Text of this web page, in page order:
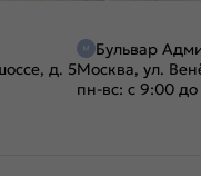
д. 5
Бульвар
Москва, ул.
пн-вс: с 9:00 до